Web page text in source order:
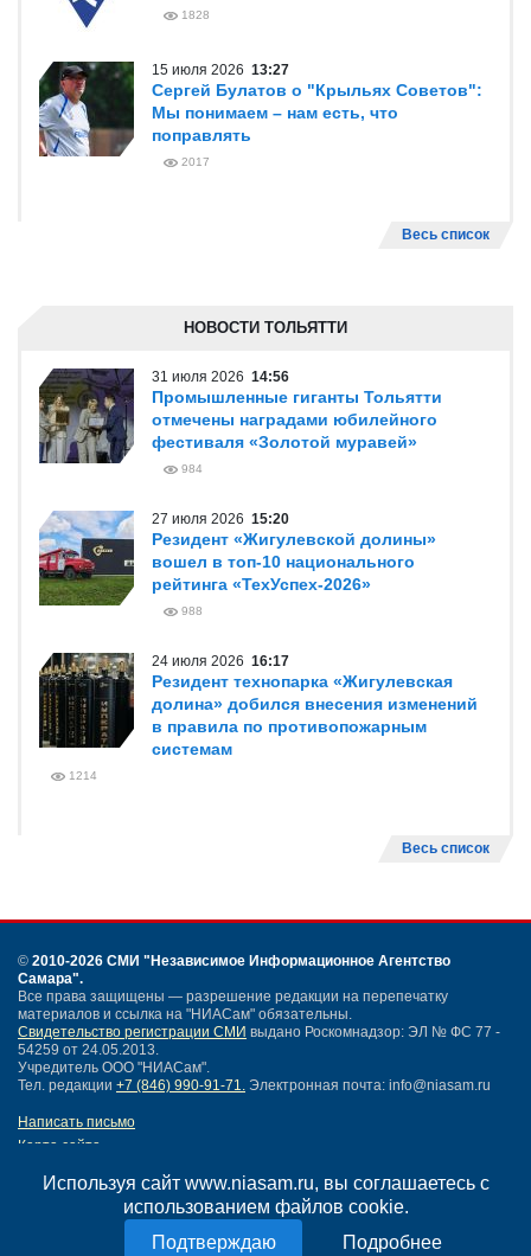
Используя сайт www.niasam.ru, вы соглашаетесь с
использованием файлов cookie.
Подробнее
1828
15 июля 2026 13:27
Сергей Булатов о "Крыльях Советов":
Мы понимаем – нам есть, что
поправлять
2017
Весь список
НОВОСТИ ТОЛЬЯТТИ
31 июля 2026 14:56
Промышленные гиганты Тольятти
отмечены наградами юбилейного
фестиваля «Золотой муравей»
984
27 июля 2026 15:20
Резидент «Жигулевской долины»
вошел в топ-10 национального
рейтинга «ТехУспех-2026»
988
24 июля 2026 16:17
Резидент технопарка «Жигулевская
долина» добился внесения изменений
в правила по противопожарным
системам
1214
Весь список
© 2010-2026 СМИ "Независимое Информационное Агентство
Самара".
Все права защищены — разрешение редакции на перепечатку
материалов и ссылка на "НИАСам" обязательны.
Свидетельство регистрации СМИ выдано Роскомнадзор: ЭЛ № ФС 77 -
54259 от 24.05.2013.
Учредитель ООО "НИАСам".
Тел. редакции +7 (846) 990-91-71. Электронная почта: info@niasam.ru
Написать письмо
Карта сайта
Политика конфиденциальности
Согласие на обработку персональных данных